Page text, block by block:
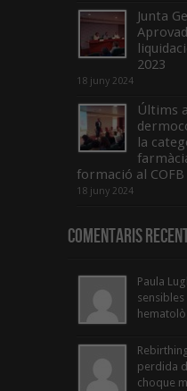
Junta
2023
18 juny 2024
Últims
la
formació al COFB
18 juny 2024
Comentaris
Paula
perdida
choque